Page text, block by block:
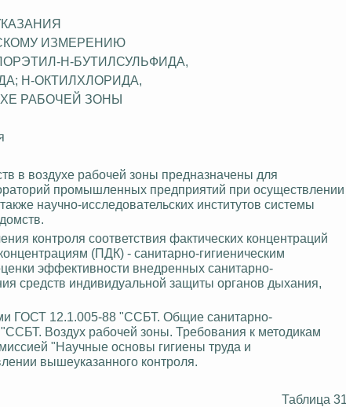
ИЗМЕРЕНИЮ
Н-БУТИЛСУЛЬФИДА,
Н-ОКТИЛХЛОРИДА,
РАБОЧЕЙ ЗОНЫ
в воздухе рабочей зоны предназначены для
промышленных предприятий при осуществлении
научно-исследовательских институтов системы
контроля соответствия фактических концентраций
(ПДК) - санитарно-гигиеническим
эффективности внедренных санитарно-
средств индивидуальной защиты органов дыхания,
ГОСТ 12.1.005-88 "ССБТ. Общие санитарно-
Воздух рабочей зоны. Требования к методикам
"Научные основы гигиены труда и
вышеуказанного контроля.
Таблица 31